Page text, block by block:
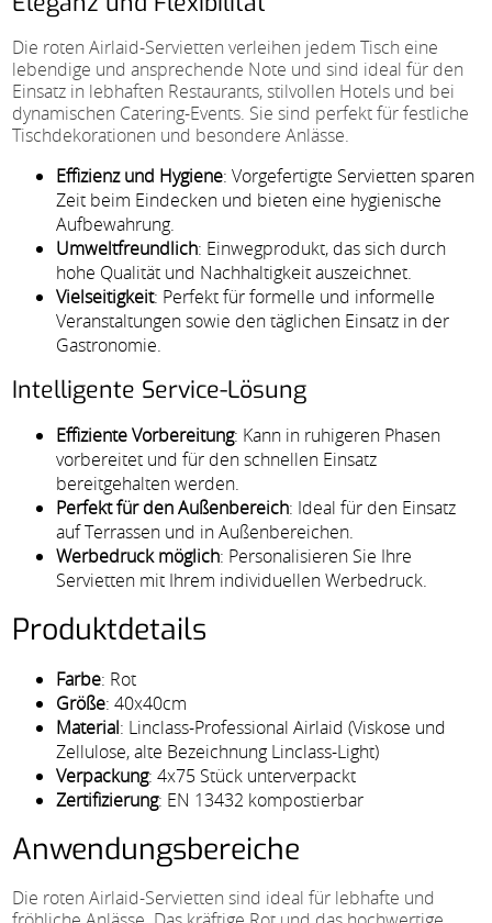
Die roten Airlaid-Servietten verleihen jedem Tisch eine
lebendige und ansprechende Note und sind ideal für den
Einsatz in lebhaften Restaurants, stilvollen Hotels und bei
dynamischen Catering-Events. Sie sind perfekt für festliche
Tischdekorationen und besondere Anlässe.
Effizienz und Hygiene: Vorgefertigte Servietten sparen
Zeit beim Eindecken und bieten eine hygienische
Aufbewahrung.
Umweltfreundlich: Einwegprodukt, das sich durch
hohe Qualität und Nachhaltigkeit auszeichnet.
Vielseitigkeit: Perfekt für formelle und informelle
Veranstaltungen sowie den täglichen Einsatz in der
Gastronomie.
Intelligente Service-Lösung
Effiziente Vorbereitung: Kann in ruhigeren Phasen
vorbereitet und für den schnellen Einsatz
bereitgehalten werden.
Perfekt für den Außenbereich: Ideal für den Einsatz
auf Terrassen und in Außenbereichen.
Werbedruck möglich: Personalisieren Sie Ihre
Servietten mit Ihrem individuellen Werbedruck.
Produktdetails
Farbe: Rot
Größe: 40x40cm
Material: Linclass-Professional Airlaid (Viskose und
Zellulose, alte Bezeichnung Linclass-Light)
Verpackung: 4x75 Stück unterverpackt
Zertifizierung: EN 13432 kompostierbar
Anwendungsbereiche
Die roten Airlaid-Servietten sind ideal für lebhafte und